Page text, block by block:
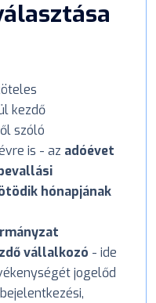
kezdő
szóló
is - az adóévet
hónapjának
vállalkozó - ide
jogelőd